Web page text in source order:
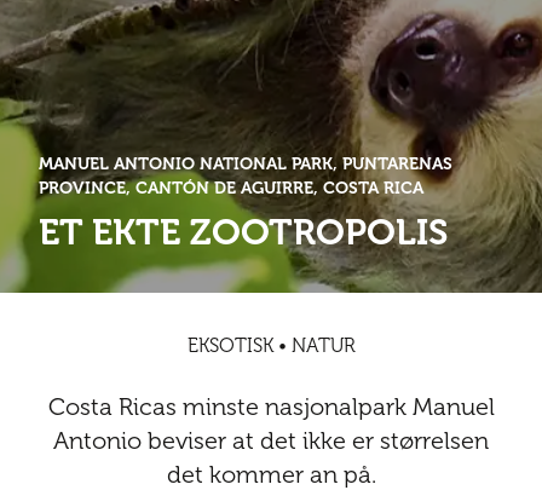
Kultur
Mat og drikke
Natur
Nyheter
Safari
Storby
Trender
Sør-Amerika
Abonnementsfordeler
Våre vilkår og personvernpolicy
Presse
Annonsere
Kontakt
Abonnementsfordeler
Digitalutgaver
Nyheter Safari Sol og bad
Spa og luksus Storby
Trender Vinter
Kontakt
MANUEL ANTONIO NATIONAL PARK, PUNTARENAS
PROVINCE, CANTÓN DE AGUIRRE, COSTA RICA
ET EKTE ZOOTROPOLIS
EKSOTISK • NATUR
Costa Ricas minste nasjonalpark Manuel
Antonio beviser at det ikke er størrelsen
det kommer an på.